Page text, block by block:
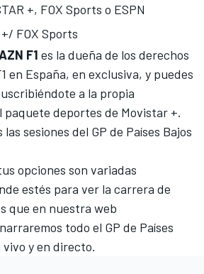
+, FOX Sports o ESPN
+/ FOX Sports
F1 es la dueña de los derechos
en España, en exclusiva, y puedes
a la propia
paquete deportes de Movistar +.
sesiones del GP de Países Bajos
opciones son variadas
estés para ver la carrera de
que en nuestra web
todo el GP de Países
vivo y en directo.